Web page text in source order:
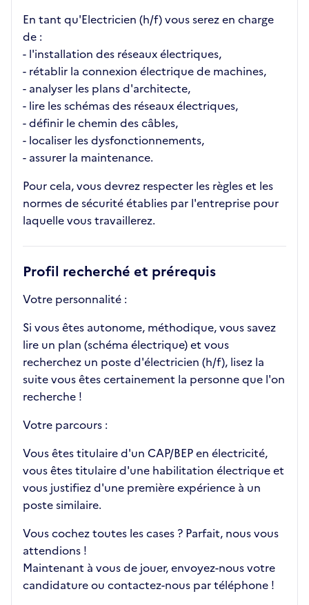
En tant qu'Electricien (h/f) vous serez en charge
de :
- l'installation des réseaux électriques,
- rétablir la connexion électrique de machines,
- analyser les plans d'architecte,
- lire les schémas des réseaux électriques,
- définir le chemin des câbles,
- localiser les dysfonctionnements,
- assurer la maintenance.
Pour cela, vous devrez respecter les règles et les
normes de sécurité établies par l'entreprise pour
laquelle vous travaillerez.
Profil recherché et prérequis
Votre personnalité :
Si vous êtes autonome, méthodique, vous savez
lire un plan (schéma électrique) et vous
recherchez un poste d'électricien (h/f), lisez la
suite vous êtes certainement la personne que l'on
recherche !
Votre parcours :
Vous êtes titulaire d'un CAP/BEP en électricité,
vous êtes titulaire d'une habilitation électrique et
vous justifiez d'une première expérience à un
poste similaire.
Vous cochez toutes les cases ? Parfait, nous vous
attendions !
Maintenant à vous de jouer, envoyez-nous votre
candidature ou contactez-nous par téléphone !